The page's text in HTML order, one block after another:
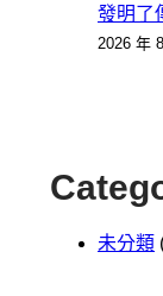
發明了
2026 年
未分類